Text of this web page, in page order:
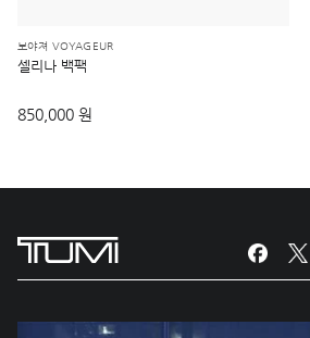
보야져 VOYAGEUR
셀리나 백팩
850,000 원